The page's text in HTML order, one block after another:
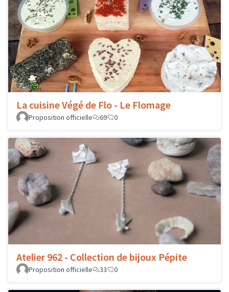
La cuisine Végé de Flo - Le Flomage
Proposition officielle 69 0
Atelier 962 - Collection de bijoux Pépite
Proposition officielle 33 0